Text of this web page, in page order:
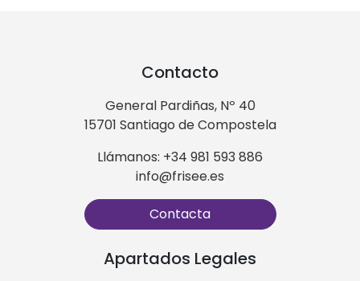
Contacto
General Pardiñas, Nº 40
15701 Santiago de Compostela
Llámanos: +34 981 593 886
info@frisee.es
Contacta
Apartados Legales